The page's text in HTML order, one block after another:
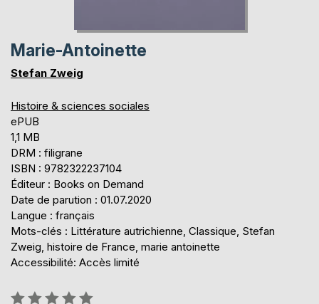
Marie-Antoinette
Stefan Zweig
Histoire & sciences sociales
ePUB
1,1 MB
DRM : filigrane
ISBN : 9782322237104
Éditeur : Books on Demand
Date de parution : 01.07.2020
Langue : français
Mots-clés : Littérature autrichienne, Classique, Stefan
Zweig, histoire de France, marie antoinette
Accessibilité: Accès limité
Évaluation: